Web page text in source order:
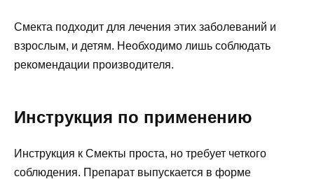
Смекта подходит для лечения этих заболеваний и
взрослым, и детям. Необходимо лишь соблюдать
рекомендации производителя.
Инструкция по применению
Инструкция к Смекты проста, но требует четкого
соблюдения. Препарат выпускается в форме